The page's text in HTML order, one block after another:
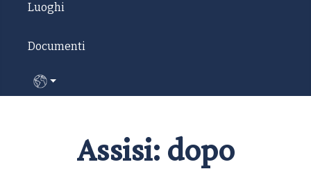
Luoghi
Documenti
Seleziona la tua lingua
Assisi: dopo